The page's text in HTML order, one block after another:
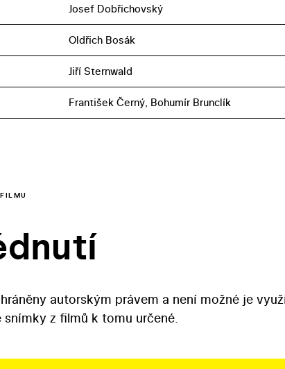
Josef Dobřichovský
Oldřich Bosák
Jiří Sternwald
František Černý, Bohumír Brunclík
autorským právem a není možné je
z filmů k tomu určené.